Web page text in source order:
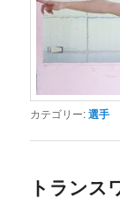
カテゴリー:選手
トランス